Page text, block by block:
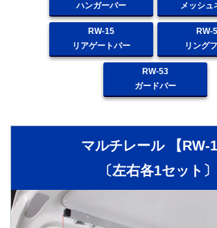
ハンガーバー
メッシュ
RW-15
リアゲートバー
RW-
リング
RW-53
ガードバー
マルチレール 【RW-
〔左右各1セット〕